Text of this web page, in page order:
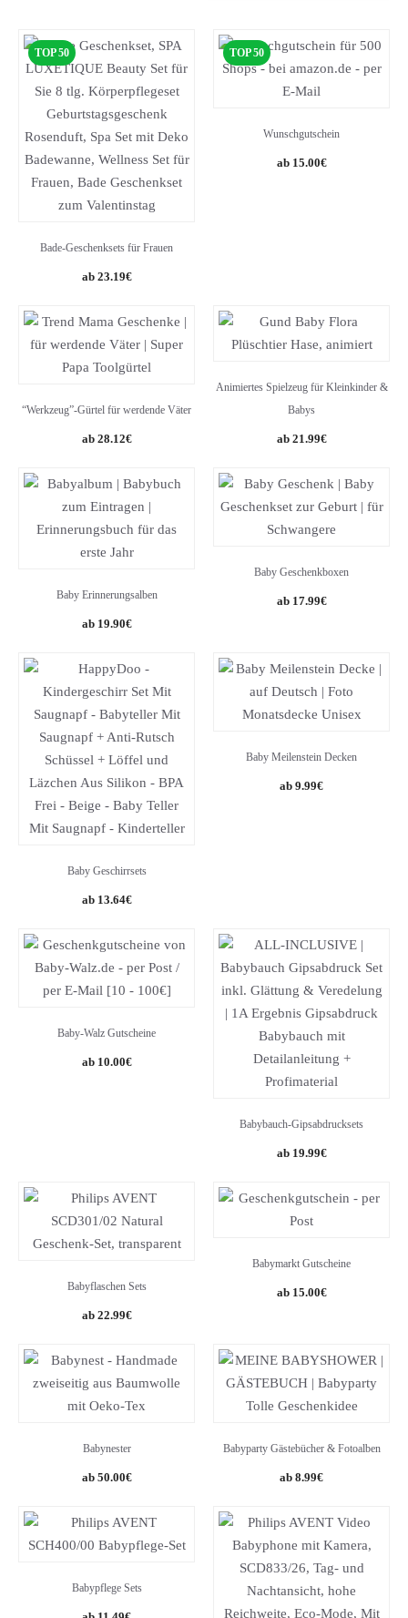
TOP 50
Bade-Geschenksets für Frauen
Original
was:
23.19€Current
TOP 50
Wunschgutschein
15.00€
“Werkzeug”-Gürtel für werdende Väter
28.12€
Animiertes Spielzeug für Kleinkinder &
Babys
Original
was:
21.99€Current
is:
Baby Erinnerungsalben
19.90€
Baby Geschenkboxen
17.99€
Baby Geschirrsets
Original
was:
13.64€Current
is:
Baby Meilenstein Decken
9.99€
Baby-Walz Gutscheine
10.00€
Babybauch-Gipsabdrucksets
19.99€
Babyflaschen Sets
Original
22.99€Current
Babymarkt Gutscheine
15.00€
Babynester
50.00€
Babyparty Gästebücher & Fotoalben
8.99€
Babypflege Sets